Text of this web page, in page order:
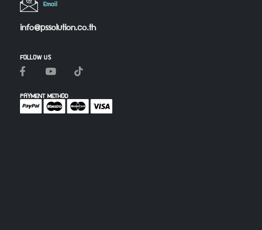
Email
info@pssolution.co.th
FOLLOW US
PAYMENT METHOD